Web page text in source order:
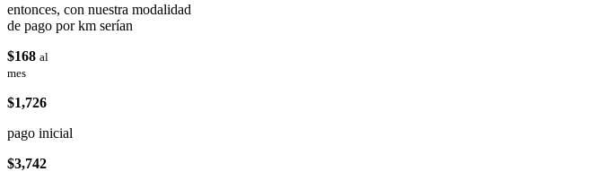
entonces, con nuestra modalidad
de pago por km serían
$168 al
mes
$1,726
pago inicial
$3,742